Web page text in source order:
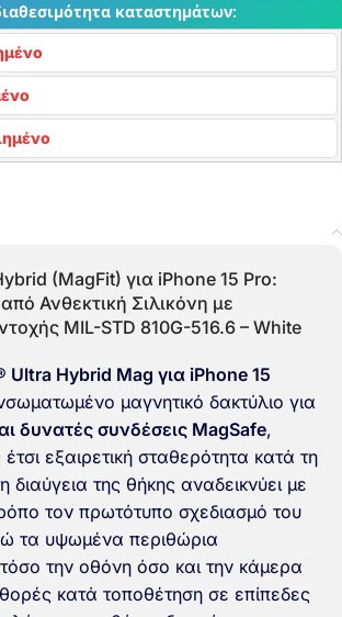
καταστημάτων:
(MagFit) για iPhone 15 Pro:
Ανθεκτική Σιλικόνη με
MIL-STD 810G-516.6 – White
Ultra Hybrid Mag για iPhone 15
μαγνητικό δακτύλιο για
δυνατές συνδέσεις MagSafe,
εξαιρετική σταθερότητα κατά τη
διαύγεια της θήκης αναδεικνύει με
τον πρωτότυπο σχεδιασμό του
τα υψωμένα περιθώρια
την οθόνη όσο και την κάμερα
κατά τοποθέτηση σε επίπεδες